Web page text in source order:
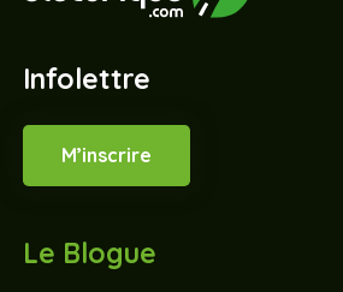
Infolettre
M’inscrire
Le Blogue